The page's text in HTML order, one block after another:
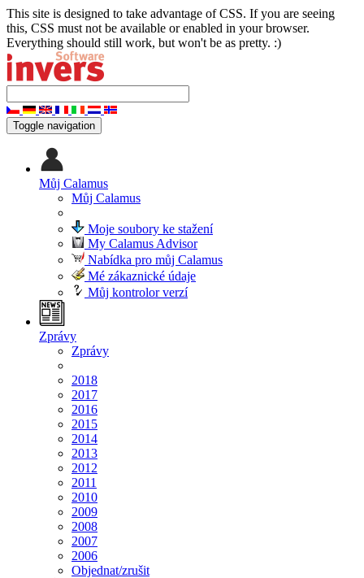
This site is designed to take advantage of CSS. If you are seeing
this, CSS must not be available or enabled in your browser.
Everything should still work, but won't be as pretty. :)
Toggle navigation
Můj Calamus
Můj Calamus
Moje soubory ke stažení
My Calamus Advisor
Nabídka pro můj Calamus
Mé zákaznické údaje
Můj kontrolor verzí
Zprávy
Zprávy
2018
2017
2016
2015
2014
2013
2012
2011
2010
2009
2008
2007
2006
Objednat/zrušit